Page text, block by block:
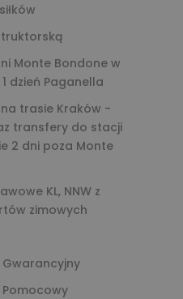
Monte Bondone w
dzień Paganella
trasie Kraków -
transfery do stacji
2 dni poza Monte
KL, NNW z
zimowych
Gwarancyjny
Pomocowy